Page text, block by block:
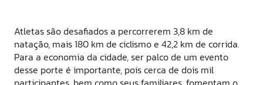
Atletas são desafiados a percorrerem 3,8 km de
natação, mais 180 km de ciclismo e 42,2 km de corrida.
Para a economia da cidade, ser palco de um evento
desse porte é importante, pois cerca de dois mil